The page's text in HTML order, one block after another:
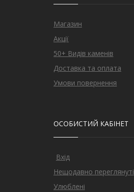
Магазин
Акції
50+ Видів каменів
Доставка та оплата
Умови повернення
ОСОБИСТИЙ КАБІНЕТ
Вхід
Нещодавно переглянуті
Улюблені